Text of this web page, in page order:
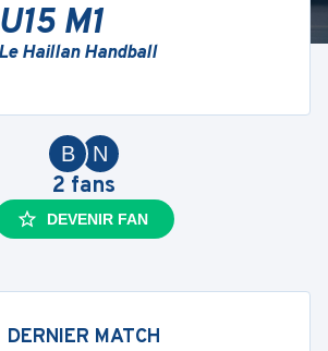
U15 M1
Le Haillan Handball
N
B
2 fans
DEVENIR FAN
DERNIER MATCH